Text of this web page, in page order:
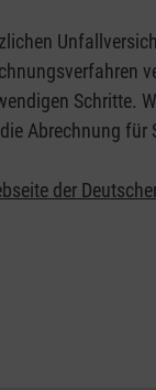
Schritte.
Abrechnung für
der